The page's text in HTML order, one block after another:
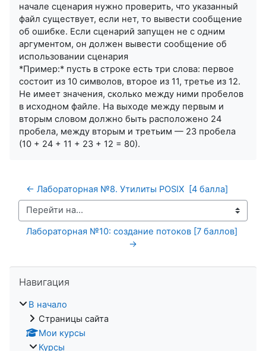
начале сценария нужно проверить, что указанный
файл существует, если нет, то вывести сообщение
об ошибке. Если сценарий запущен не с одним
аргументом, он должен вывести сообщение об
использовании сценария
*Пример:* пусть в строке есть три слова: первое
состоит из 10 символов, второе из 11, третье из 12.
Не имеет значения, сколько между ними пробелов
в исходном файле. На выходе между первым и
вторым словом должно быть расположено 24
пробела, между вторым и третьим — 23 пробела
(10 + 24 + 11 + 23 + 12 = 80).
← Лабораторная №8. Утилиты POSIX  [4 балла]
Перейти на...
Лабораторная №10: создание потоков [7 баллов]
→
Навигация
В начало
Страницы сайта
Мои курсы
Курсы